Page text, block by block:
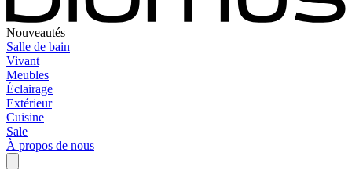
Nouveautés
Salle de bain
Vivant
Meubles
Éclairage
Extérieur
Cuisine
Sale
À propos de nous